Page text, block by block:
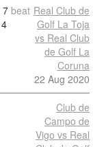
7 beat
4
Real Club de
Golf La Toja
vs Real Club
de Golf La
Coruna
22 Aug 2020
Club de
Campo de
Vigo vs Real